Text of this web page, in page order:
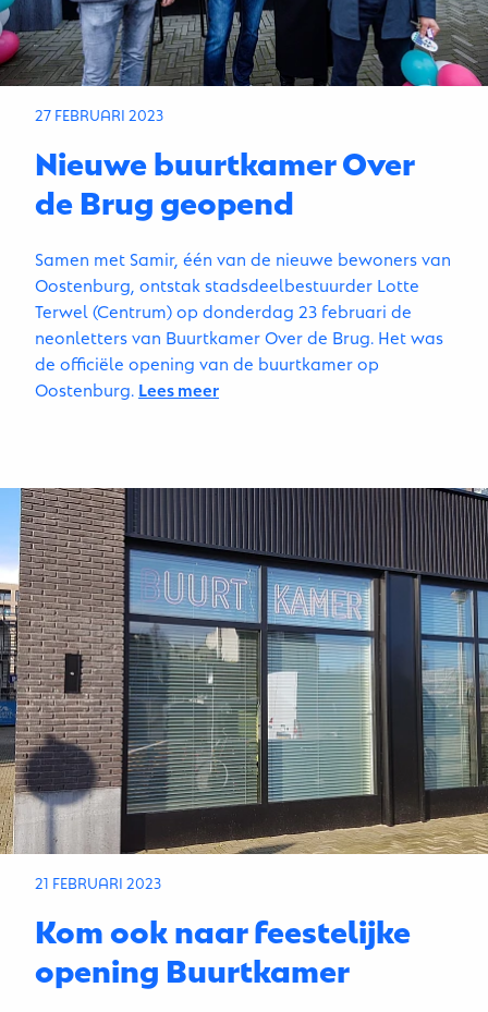
27 FEBRUARI 2023
Nieuwe buurtkamer Over
de Brug geopend
Samen met Samir, één van de nieuwe bewoners van
Oostenburg, ontstak stadsdeelbestuurder Lotte
Terwel (Centrum) op donderdag 23 februari de
neonletters van Buurtkamer Over de Brug. Het was
de officiële opening van de buurtkamer op
Oostenburg. Lees meer
21 FEBRUARI 2023
Kom ook naar feestelijke
opening Buurtkamer